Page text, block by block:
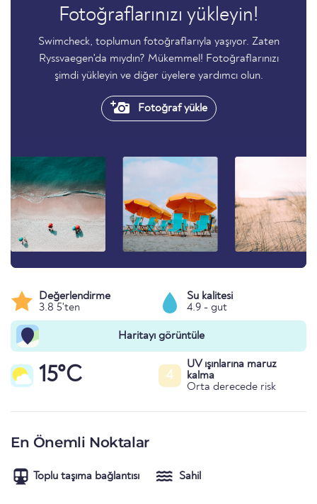
Fotoğraflarınızı yükleyin!
Swimcheck, toplumun fotoğraflarıyla yaşıyor. Zaten
Ryssvaegen'da mıydın? Mükemmel! Fotoğraflarınızı
şimdi yükleyin ve diğer üyelere yardımcı olun.
Fotoğraf yükle
Değerlendirme
3.8 5'ten
Su kalitesi
4.9 - gut
Haritayı görüntüle
15°C 4
UV ışınlarına maruz
kalma
Orta derecede risk
En Önemli Noktalar
Toplu taşıma bağlantısı Sahil